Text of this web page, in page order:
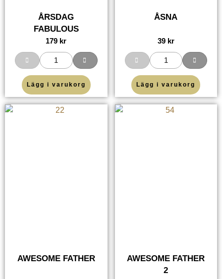
ÅRSDAG
FABULOUS
179 kr
Lägg i varukorg
ÅSNA
39 kr
Lägg i varukorg
AWESOME FATHER
AWESOME FATHER
2